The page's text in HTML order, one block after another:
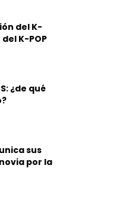
del K-
K-POP
¿de qué
sus
por la